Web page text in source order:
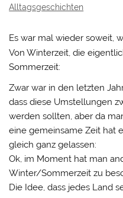
Alltagsgeschichten
Es war mal wieder soweit,
Von Winterzeit, die
Sommerzeit:
Zwar war in den letzten
dass diese Umstellungen
werden sollten, aber da
eine gemeinsame Zeit hat
gleich ganz gelassen:
Ok, im Moment hat man
Winter/Sommerzeit zu
Die Idee, dass jedes Land